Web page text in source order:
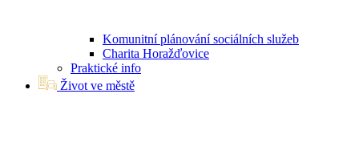
Komunitní plánování sociálních služeb
Charita Horažďovice
Praktické info
Život ve městě